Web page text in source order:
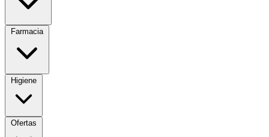
Farmacia
Higiene
Ofertas